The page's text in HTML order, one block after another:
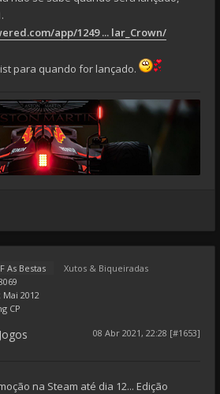
app/1249 ... lar_Crown/
para quando for lançado.
As Bestas
Xutos & Biqueiradas
Mai 2012
CP
08 Abr 2021, 22:28 [#1653]
na Steam até dia 12... Edição